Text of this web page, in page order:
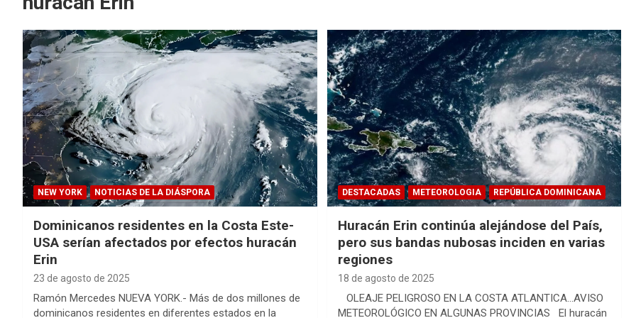
NEW YORK NOTICIAS DE LA DIÁSPORA
Dominicanos residentes en la Costa Este-
USA serían afectados por efectos huracán
Erin
23 de agosto de 2025
Ramón Mercedes NUEVA YORK.- Más de dos millones de
dominicanos residentes en diferentes estados en la
DESTACADAS METEOROLOGIA REPÚBLICA DOMINICANA
Huracán Erin continúa alejándose del País,
pero sus bandas nubosas inciden en varias
regiones
18 de agosto de 2025
OLEAJE PELIGROSO EN LA COSTA ATLANTICA…AVISO
METEOROLÓGICO EN ALGUNAS PROVINCIAS El huracán